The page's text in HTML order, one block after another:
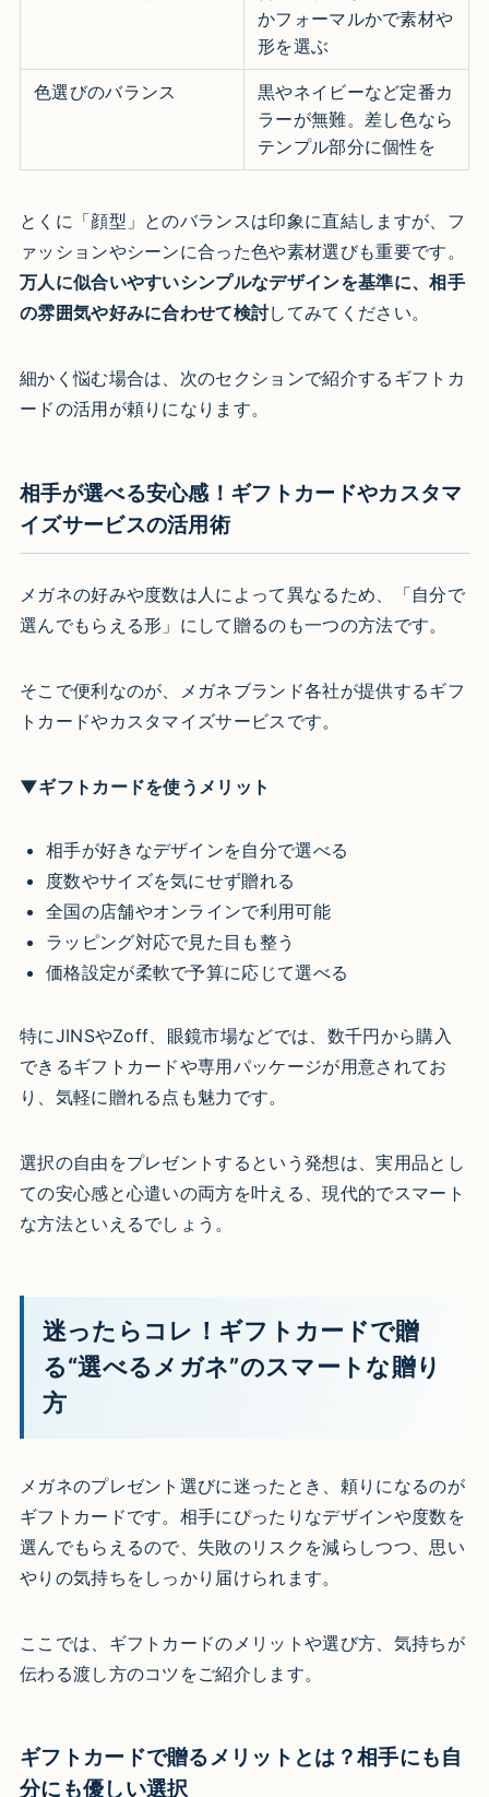
かフォーマルかで素材や
形を選ぶ
色選びのバランス
黒やネイビーなど定番カ
ラーが無難。差し色なら
テンプル部分に個性を
とくに「顔型」とのバランスは印象に直結しますが、フ
ァッションやシーンに合った色や素材選びも重要です。
万人に似合いやすいシンプルなデザインを基準に、相手
の雰囲気や好みに合わせて検討してみてください。
細かく悩む場合は、次のセクションで紹介するギフトカ
ードの活用が頼りになります。
相手が選べる安心感！ギフトカードやカスタマ
イズサービスの活用術
メガネの好みや度数は人によって異なるため、「自分で
選んでもらえる形」にして贈るのも一つの方法です。
そこで便利なのが、メガネブランド各社が提供するギフ
トカードやカスタマイズサービスです。
▼ギフトカードを使うメリット
相手が好きなデザインを自分で選べる
度数やサイズを気にせず贈れる
全国の店舗やオンラインで利用可能
ラッピング対応で見た目も整う
価格設定が柔軟で予算に応じて選べる
特にJINSやZoff、眼鏡市場などでは、数千円から購入
できるギフトカードや専用パッケージが用意されてお
り、気軽に贈れる点も魅力です。
選択の自由をプレゼントするという発想は、実用品とし
ての安心感と心遣いの両方を叶える、現代的でスマート
な方法といえるでしょう。
迷ったらコレ！ギフトカードで贈
る“選べるメガネ”のスマートな贈り
方
メガネのプレゼント選びに迷ったとき、頼りになるのが
ギフトカードです。相手にぴったりなデザインや度数を
選んでもらえるので、失敗のリスクを減らしつつ、思い
やりの気持ちをしっかり届けられます。
ここでは、ギフトカードのメリットや選び方、気持ちが
伝わる渡し方のコツをご紹介します。
ギフトカードで贈るメリットとは？相手にも自
分にも優しい選択